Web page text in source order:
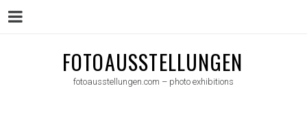
FOTOAUSSTELLUNGEN
fotoausstellungen.com – photo exhibitions
Menu